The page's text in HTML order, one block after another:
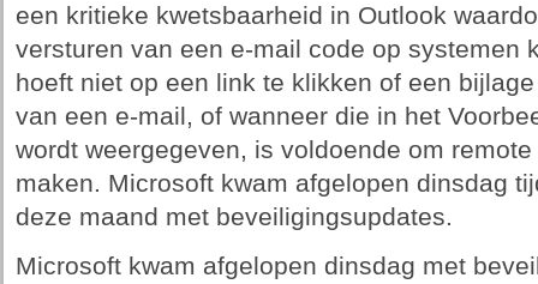
een kritieke kwetsbaarheid in Outlook
versturen van een e-mail code op systemen
hoeft niet op een link te klikken of een
van een e-mail, of wanneer die in het
wordt weergegeven, is voldoende om
maken. Microsoft kwam afgelopen dinsdag
deze maand met beveiligingsupdates.
Microsoft kwam afgelopen dinsdag met